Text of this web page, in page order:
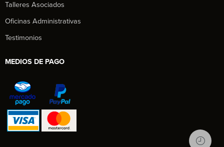
Talleres Asociados
Oficinas Administrativas
Testimonios
MEDIOS DE PAGO